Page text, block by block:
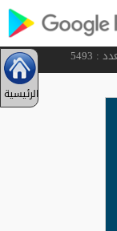
الرئيسية